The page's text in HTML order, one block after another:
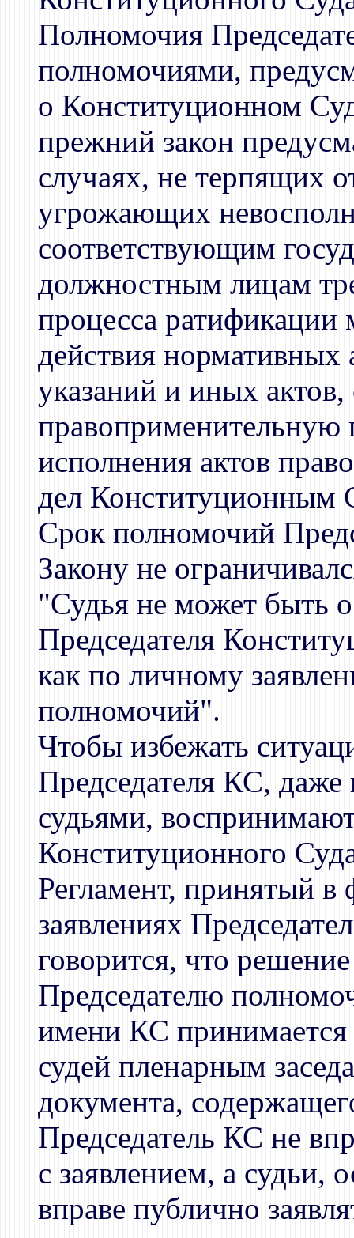
Полномочия
полномочиями,
о Конституционном
прежний закон
случаях, не терпящих
угрожающих
соответствующим
должностным лицам
процесса
действия нормативных
указаний и иных
правоприменительную
исполнения актов
дел
Срок полномочий
Закону не
"Судья не может быть
Председателя
как по личному
полномочий".
Чтобы избежать
Председателя КС,
судьями,
Конституционного
Регламент, принятый
заявлениях
говорится, что
Председателю
имени КС принимается
судей пленарным
документа,
Председатель КС не
с заявлением, а судьи,
вправе публично